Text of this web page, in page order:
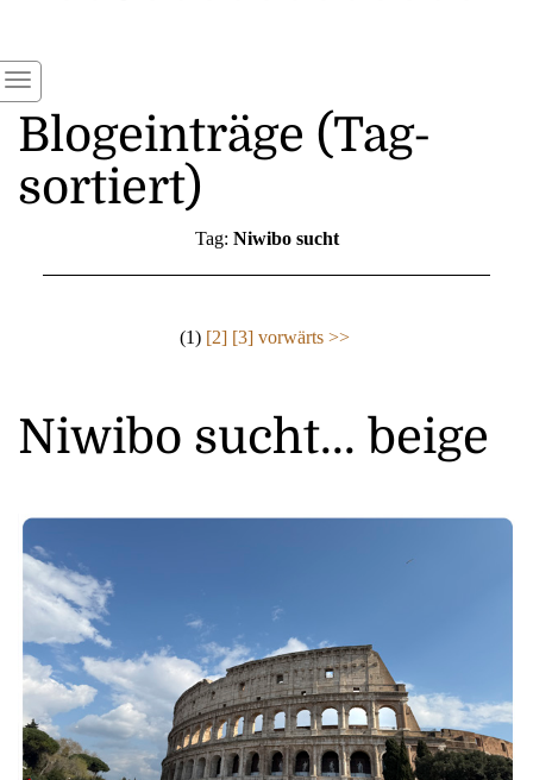
Blogeinträge (Tag-
sortiert)
Tag: Niwibo sucht
(1) [2] [3] vorwärts >>
Niwibo sucht... beige